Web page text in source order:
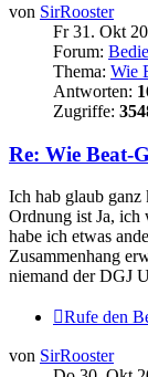
von SirRooster
Fr 31. Okt
Forum:
Thema: Wie
Antworten:
Zugriffe:
Re: Wie Beat-
Ich hab glaub ganz
Ordnung ist Ja, ich
habe ich etwas
Zusammenhang
niemand der DGJ
Rufe den
von SirRooster